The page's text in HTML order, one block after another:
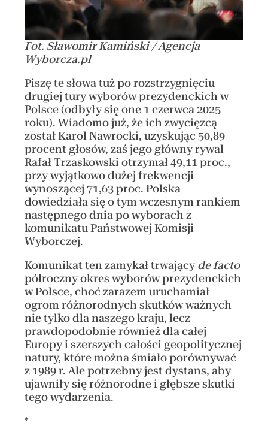
Fot. Sławomir Kamiński / Agencja
Wyborcza.pl
Piszę te słowa tuż po rozstrzygnięciu
drugiej tury wyborów prezydenckich w
Polsce (odbyły się one 1 czerwca 2025
roku). Wiadomo już, że ich zwycięzcą
został Karol Nawrocki, uzyskując 50,89
procent głosów, zaś jego główny rywal
Rafał Trzaskowski otrzymał 49,11 proc.,
przy wyjątkowo dużej frekwencji
wynoszącej 71,63 proc. Polska
dowiedziała się o tym wczesnym rankiem
następnego dnia po wyborach z
komunikatu Państwowej Komisji
Wyborczej.
Komunikat ten zamykał trwający de facto
półroczny okres wyborów prezydenckich
w Polsce, choć zarazem uruchamiał
ogrom różnorodnych skutków ważnych
nie tylko dla naszego kraju, lecz
prawdopodobnie również dla całej
Europy i szerszych całości geopolitycznej
natury, które można śmiało porównywać
z 1989 r. Ale potrzebny jest dystans, aby
ujawniły się różnorodne i głębsze skutki
tego wydarzenia.
*